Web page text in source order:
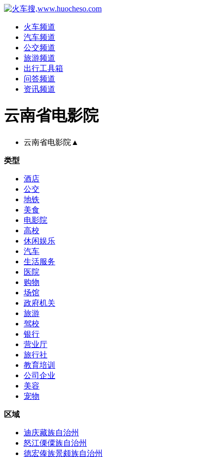
火车频道
汽车频道
公交频道
旅游频道
出行工具箱
问答频道
资讯频道
云南省电影院
云南省电影院 ▲
类型
酒店
公交
地铁
美食
电影院
高校
休闲娱乐
汽车
生活服务
医院
购物
场馆
政府机关
旅游
驾校
银行
营业厅
旅行社
教育培训
公司企业
美容
宠物
区域
迪庆藏族自治州
怒江傈僳族自治州
德宏傣族景颇族自治州